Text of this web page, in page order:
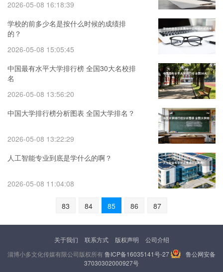
2026-05-08 16:18:39
学校的前多少名是按什么时候的成绩排
的？
2026-05-08 15:05:45
中国最有水平大学排行榜 全国30大名校排
名
2026-05-08 13:56:20
中国大学排行榜分析图表 全国大学排名？
2026-05-08 13:22:29
人工智能专业到底是学什么的啊？
2026-05-08 11:04:08
83 84 85 86 87
关于我们 联系方式 版权声明
公司介绍
淄博小多文化传媒有限公司版权所有鲁ICP备16035141号-27
鲁公网安备
37030302000927号